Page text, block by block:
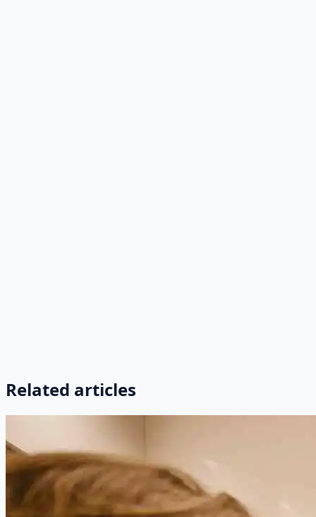
Related articles